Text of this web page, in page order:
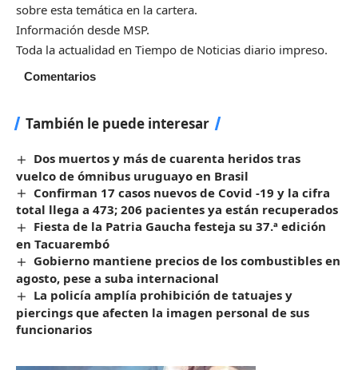
sobre esta temática en la cartera.
Información desde MSP.
Toda la actualidad en Tiempo de Noticias diario impreso.
Comentarios
También le puede interesar
Dos muertos y más de cuarenta heridos tras
vuelco de ómnibus uruguayo en Brasil
Confirman 17 casos nuevos de Covid -19 y la cifra
total llega a 473; 206 pacientes ya están recuperados
Fiesta de la Patria Gaucha festeja su 37.ª edición
en Tacuarembó
Gobierno mantiene precios de los combustibles en
agosto, pese a suba internacional
La policía amplía prohibición de tatuajes y
piercings que afecten la imagen personal de sus
funcionarios